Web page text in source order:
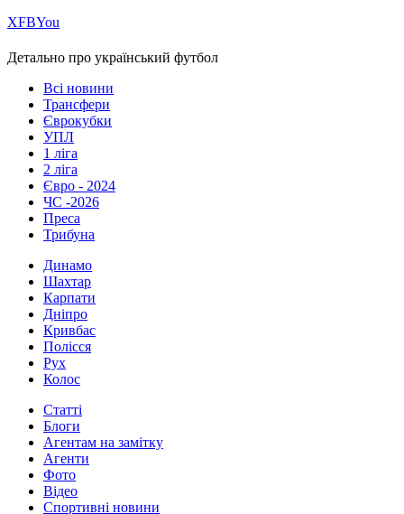
ХFBYou
Детально про український футбол
Всі новини
Трансфери
Єврокубки
УПЛ
1 ліга
2 ліга
Євро - 2024
ЧС -2026
Преса
Трибуна
Динамо
Шахтар
Карпати
Дніпро
Кривбас
Полісся
Рух
Колос
Статті
Блоги
Агентам на замітку
Агенти
Фото
Відео
Спортивні новини